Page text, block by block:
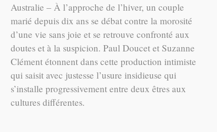
Australie – À l’approche de l’hiver, un couple
marié depuis dix ans se débat contre la morosité
d’une vie sans joie et se retrouve confronté aux
doutes et à la suspicion. Paul Doucet et Suzanne
Clément étonnent dans cette production intimiste
qui saisit avec justesse l’usure insidieuse qui
s’installe progressivement entre deux êtres aux
cultures différentes.